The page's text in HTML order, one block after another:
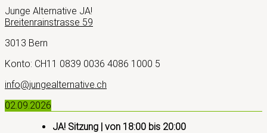
Junge Alternative JA!
Breitenrainstrasse 59
3013 Bern
Konto: CH11 0839 0036 4086 1000 5
info@jungealternative.ch
02.09.2026
JA! Sitzung | von 18:00 bis 20:00